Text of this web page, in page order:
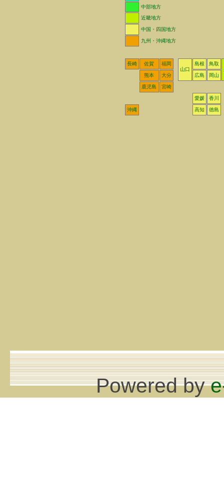
中部地方
近畿地方
中国・四国地方
九州・沖縄地方
長崎 佐賀
福岡
山口
島根
鳥取
熊本
大分 広島 岡山
鹿児島 宮崎
愛媛 香川
沖縄 高知 徳島
Powered by